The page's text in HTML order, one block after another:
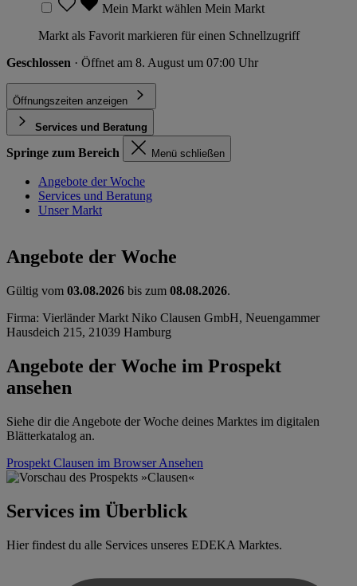
Mein Markt wählen Mein Markt
Markt als Favorit markieren für einen Schnellzugriff
Geschlossen · Öffnet am 8. August um 07:00 Uhr
Öffnungszeiten anzeigen
Services und Beratung
Springe zum Bereich Menü schließen
Angebote der Woche
Services und Beratung
Unser Markt
Angebote der Woche
Gültig vom 03.08.2026 bis zum 08.08.2026.
Firma: Vierländer Markt Niko Clausen GmbH, Neuengammer
Hausdeich 215, 21039 Hamburg
Angebote der Woche im Prospekt
ansehen
Siehe dir die Angebote der Woche deines Marktes im digitalen
Blätterkatalog an.
Prospekt Clausen im Browser Ansehen
Services im Überblick
Hier findest du alle Services unseres EDEKA Marktes.